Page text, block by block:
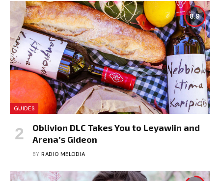
8.9
GUIDES
Oblivion DLC Takes You to Leyawiin and
Arena’s Gideon
BY RADIO MELODIA